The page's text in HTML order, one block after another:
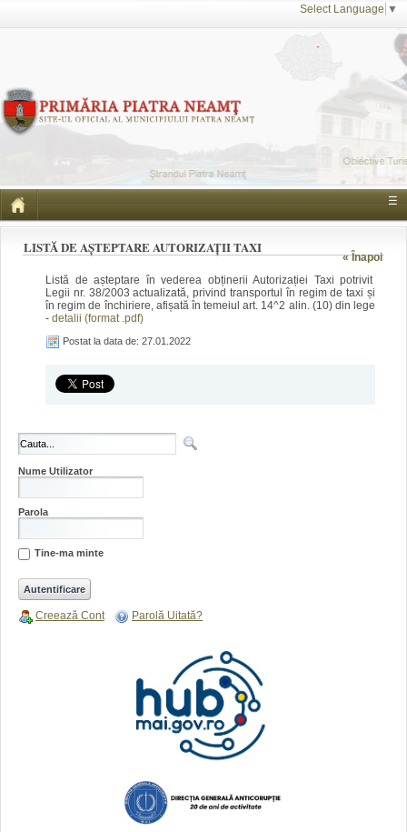
Select Language ▼
☰
« Înapoi
LISTĂ DE AȘTEPTARE AUTORIZAȚII TAXI
Listă de așteptare în vederea obținerii Autorizației Taxi potrivit
Legii nr. 38/2003 actualizată, privind transportul în regim de taxi și
în regim de închiriere, afișată în temeiul art. 14^2 alin. (10) din lege
- detalii (format .pdf)
Postat la data de: 27.01.2022
Nume Utilizator
Parola
Tine-ma minte
Creează Cont Parolă Uitată?